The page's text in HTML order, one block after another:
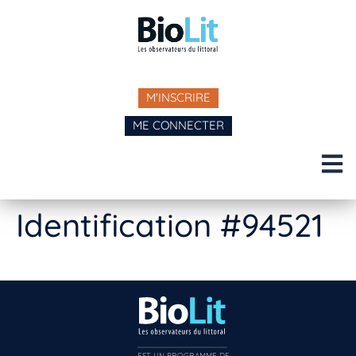
M'INSCRIRE
ME CONNECTER
Identification #94521